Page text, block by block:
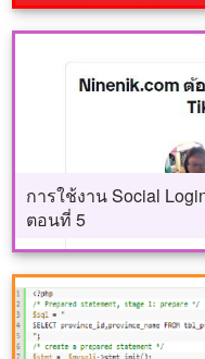
การใช้งาน Social
ตอนที่ 5